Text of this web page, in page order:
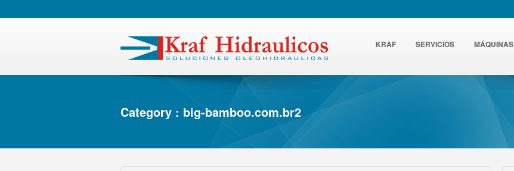
KRAF SERVICIOS MÁQUINAS
Category : big-bamboo.com.br2